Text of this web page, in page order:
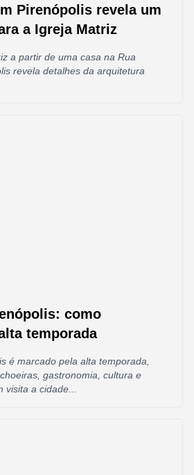
Pirenópolis revela um
a Igreja Matriz
a partir de uma casa na Rua
revela detalhes da arquitetura
como
temporada
é marcado pela alta temporada,
gastronomia, cultura e
a cidade...